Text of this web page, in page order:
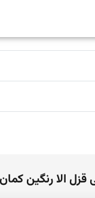
الا رنگین